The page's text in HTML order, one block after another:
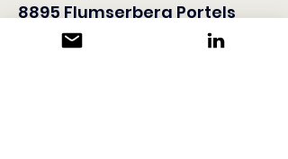
8895 Flumserberg Portels